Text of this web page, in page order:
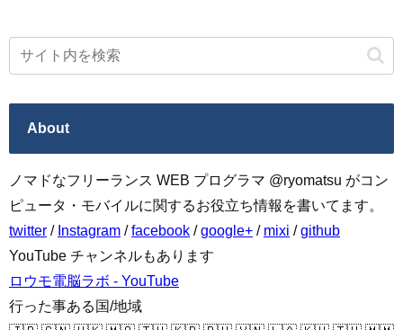
About
ノマドなフリーランス WEB プログラマ @ryomatsu がコン
ピュータ・モバイルに関するお役立ち情報を書いてます。
twitter / Instagram /facebook /google+ / mixi /github
YouTube チャンネルもあります
ロウモ電脳ラボ - YouTube
行った事ある国/地域